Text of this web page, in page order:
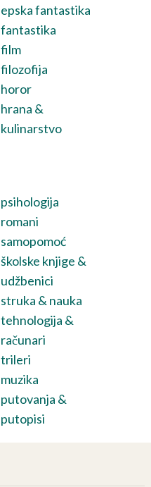
epska fantastika
fantastika
film
filozofija
horor
hrana &
kulinarstvo
psihologija
romani
samopomoć
školske knjige &
udžbenici
struka & nauka
tehnologija &
računari
trileri
muzika
putovanja &
putopisi